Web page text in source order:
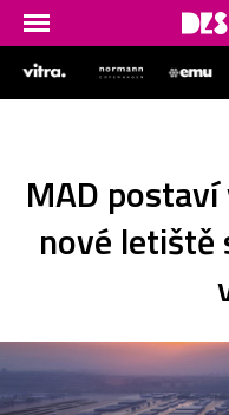
MAD
nové letiště